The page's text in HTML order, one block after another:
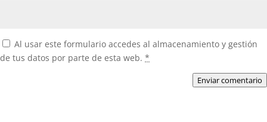
Al usar este formulario accedes al almacenamiento y gestión
de tus datos por parte de esta web. *
Enviar comentario